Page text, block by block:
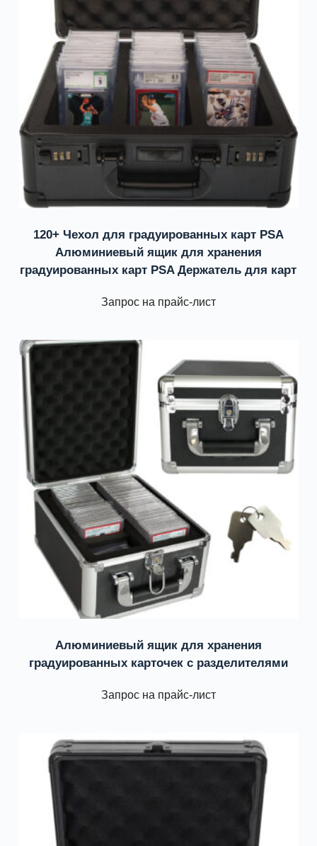
120+ Чехол для градуированных карт PSA
Алюминиевый ящик для хранения
градуированных карт PSA Держатель для карт
Запрос на прайс-лист
Алюминиевый ящик для хранения
градуированных карточек с разделителями
Запрос на прайс-лист